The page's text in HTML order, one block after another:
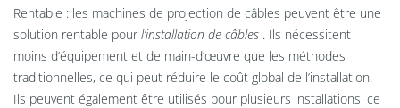
Rentable : les machines de projection de câbles peuvent être une
solution rentable pourl’installation de câbles . Ils nécessitent
moins d’équipement et de main-d’œuvre que les méthodes
traditionnelles, ce qui peut réduire le coût global de l’installation.
Ils peuvent également être utilisés pour plusieurs installations, ce